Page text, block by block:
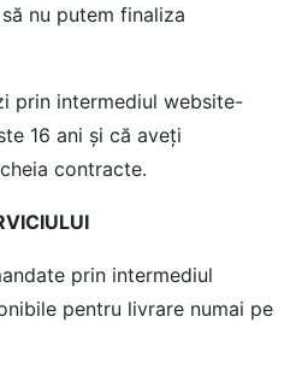
nu putem finaliza
prin intermediul website-
16 ani şi că aveţi
contracte.
prin intermediul
pentru livrare numai pe